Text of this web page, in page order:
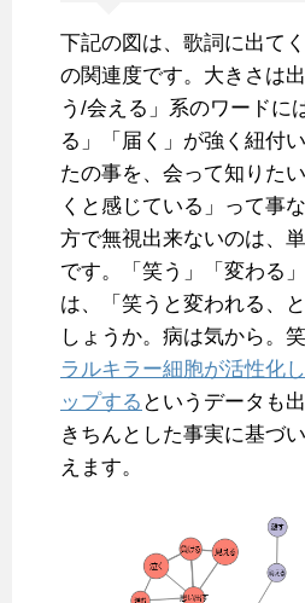
下記の図は、歌詞に出て
の関連度です。大きさは
う/会える」系のワードに
る」「届く」が強く紐付
たの事を、会って知りた
くと感じている」って事
方で無視出来ないのは、
です。「笑う」「変わる
は、「笑うと変われる、
しょうか。病は気から。
ラルキラー細胞が活性化
ップする というデータも
きちんとした事実に基づ
えます。